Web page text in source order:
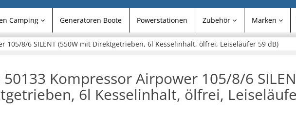
Camping Generatoren Boote Powerstationen Zubehör Marken
105/8/6 SILENT (550W mit Direktgetrieben, 6l Kesselinhalt, ölfrei, Leiseläufer 59 dB)
50133 Kompressor Airpower 105/8/6
6l Kesselinhalt, ölfrei,